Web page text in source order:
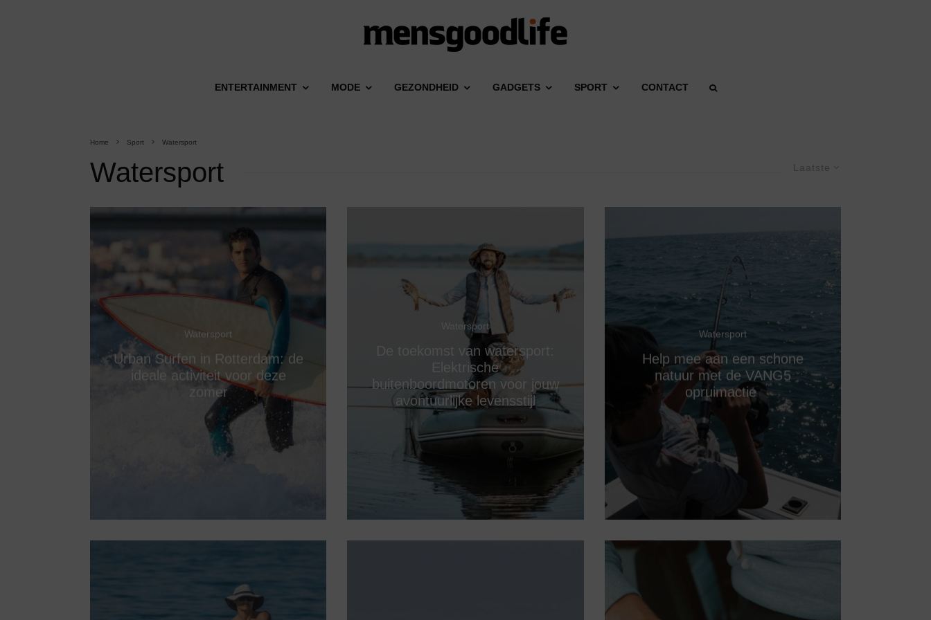
ENTERTAINMENT MODE GEZONDHEID GADGETS SPORT CONTACT
Home Sport Watersport
Laatste
Watersport
Watersport
Urban Surfen in Rotterdam: de
ideale activiteit voor deze
zomer
Watersport
De toekomst van watersport:
Elektrische
buitenboordmotoren voor jouw
avontuurlijke levensstijl
Watersport
Help mee aan een schone
natuur met de VANG5
opruimactie